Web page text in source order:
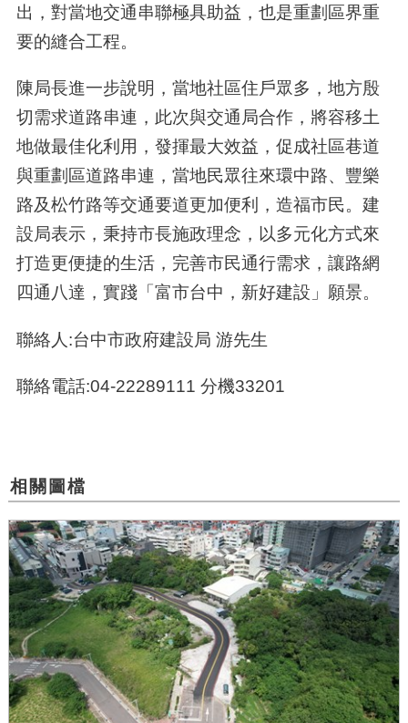
出，對當地交通串聯極具助益，也是重劃區界重
要的縫合工程。
陳局長進一步說明，當地社區住戶眾多，地方殷
切需求道路串連，此次與交通局合作，將容移土
地做最佳化利用，發揮最大效益，促成社區巷道
與重劃區道路串連，當地民眾往來環中路、豐樂
路及松竹路等交通要道更加便利，造福市民。建
設局表示，秉持市長施政理念，以多元化方式來
打造更便捷的生活，完善市民通行需求，讓路網
四通八達，實踐「富市台中，新好建設」願景。
聯絡人:台中市政府建設局 游先生
聯絡電話:04-22289111 分機33201
相關圖檔